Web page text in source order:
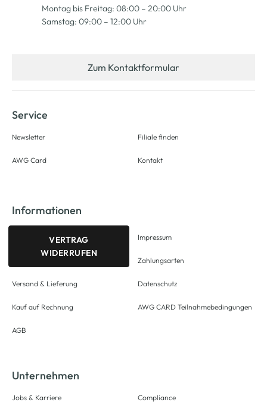
Montag bis Freitag: 08:00 – 20:00 Uhr
Samstag: 09:00 – 12:00 Uhr
Zum Kontaktformular
Service
Newsletter
AWG Card
Filiale finden
Kontakt
Informationen
VERTRAG
WIDERRUFEN
Versand & Lieferung
Kauf auf Rechnung
AGB
Impressum
Zahlungsarten
Datenschutz
AWG CARD Teilnahmebedingungen
Unternehmen
Jobs & Karriere Compliance